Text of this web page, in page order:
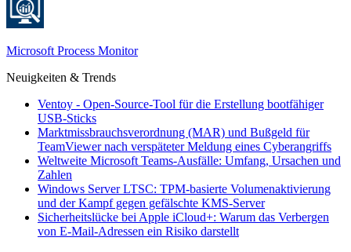
Microsoft Process Monitor
Neuigkeiten & Trends
Ventoy - Open-Source-Tool für die Erstellung bootfähiger
USB-Sticks
Marktmissbrauchsverordnung (MAR) und Bußgeld für
TeamViewer nach verspäteter Meldung eines Cyberangriffs
Weltweite Microsoft Teams-Ausfälle: Umfang, Ursachen und
Zahlen
Windows Server LTSC: TPM-basierte Volumenaktivierung
und der Kampf gegen gefälschte KMS-Server
Sicherheitslücke bei Apple iCloud+: Warum das Verbergen
von E-Mail-Adressen ein Risiko darstellt